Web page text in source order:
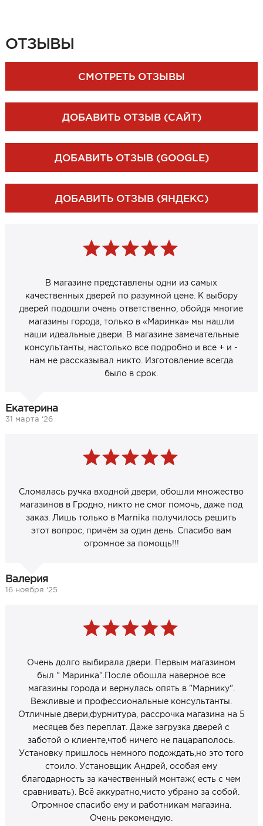
ОТЗЫВЫ
СМОТРЕТЬ ОТЗЫВЫ
ДОБАВИТЬ ОТЗЫВ (САЙТ)
ДОБАВИТЬ ОТЗЫВ (GOOGLE)
ДОБАВИТЬ ОТЗЫВ (ЯНДЕКС)
В магазине представлены одни из самых
качественных дверей по разумной цене. К выбору
дверей подошли очень ответственно, обойдя многие
магазины города, только в «Маринка» мы нашли
наши идеальные двери. В магазине замечательные
консультанты, настолько все подробно и все + и -
нам не рассказывал никто. Изготовление всегда
было в срок.
Екатерина
31 марта ‘26
Сломалась ручка входной двери, обошли множество
магазинов в Гродно, никто не смог помочь, даже под
заказ. Лишь только в Marnika получилось решить
этот вопрос, причём за один день. Спасибо вам
огромное за помощь!!!
Валерия
16 ноября ‘25
Очень долго выбирала двери. Первым магазином
был " Маринка".После обошла наверное все
магазины города и вернулась опять в "Марнику".
Вежливые и профессиональные консультанты.
Отличные двери,фурнитура, рассрочка магазина на 5
месяцев без переплат. Даже загрузка дверей с
заботой о клиенте,чтоб ничего не пацараполось.
Установку пришлось немного подождать,но это того
стоило. Установщик Андрей, особая ему
благодарность за качественный монтаж( есть с чем
сравнивать). Всё аккуратно,чисто убрано за собой.
Огромное спасибо ему и работникам магазина.
Очень рекомендую.